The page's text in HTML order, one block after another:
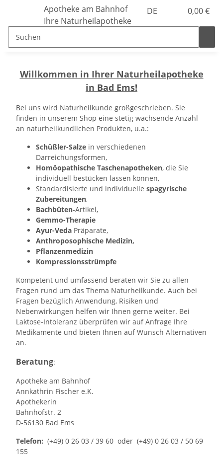
Apotheke am Bahnhof
Ihre Naturheilapotheke
DE 0,00 €
Willkommen in Ihrer Naturheilapotheke
in Bad Ems!
Bei uns wird Naturheilkunde großgeschrieben. Sie
finden in unserem Shop eine stetig wachsende Anzahl
an naturheilkundlichen Produkten, u.a.:
Schüßler-Salze in verschiedenen
Darreichungsformen,
Homöopathische Taschenapotheken, die Sie
individuell bestücken lassen können,
Standardisierte und individuelle spagyrische
Zubereitungen,
Bachbüten-Artikel,
Gemmo-Therapie
Ayur-Veda Präparate,
Anthroposophische Medizin,
Pflanzenmedizin
Kompressionsstrümpfe
Kompetent und umfassend beraten wir Sie zu allen
Fragen rund um das Thema Naturheilkunde. Auch bei
Fragen bezüglich Anwendung, Risiken und
Nebenwirkungen helfen wir Ihnen gerne weiter. Bei
Laktose-Intoleranz überprüfen wir auf Anfrage Ihre
Medikamente und bieten Ihnen auf Wunsch Alternativen
an.
Beratung:
Apotheke am Bahnhof
Annkathrin Fischer e.K.
Apothekerin
Bahnhofstr. 2
D-56130 Bad Ems
Telefon: (+49) 0 26 03 / 39 60 oder (+49) 0 26 03 / 50 69
155